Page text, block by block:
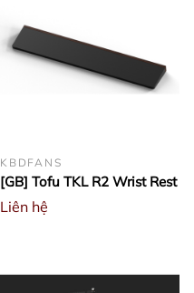
KBDFANS
[GB] Tofu TKL R2 Wrist Rest
Liên hệ